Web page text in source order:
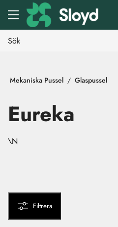
Gå till huvudinnehåll
Mekaniska Pussel Glaspussel
Eureka
\N
Filtrera